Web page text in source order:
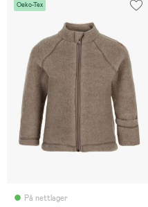
Oeko-Tex
På nettlager